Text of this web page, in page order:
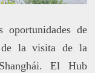
oportunidades de
de la visita de la
El Hub